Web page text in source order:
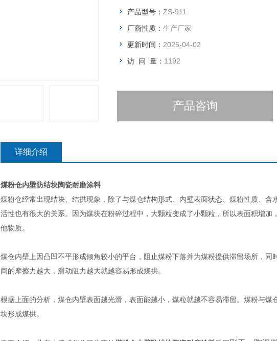
产品型号： ZS-911
厂商性质： 生产厂家
更新时间： 2025-04-02
访 问 量： 1192
产品咨询
详细介绍
煤粉仓内壁防结块陶瓷耐磨涂料
煤粉仓经常出现结块、结拱现象，除了与煤仓结构形式、内壁表面状态、煤粉性质、含
活性也有很大的关系。因为煤块在粉碎过程中，大颗粒变成了小颗粒，所以表面积增
他物质。
煤仓内壁上因凸凹不平形成倾角较小的平台，阻止煤粉下落并为煤粉提供滞留场所，同
间的摩擦力越大，滑动阻力越大就越容易形成煤拱。
根据上面的分析，煤仓内壁表面越光滑，表面能越小，煤粒就越不容易滞留。煤粉与
块形成煤拱。